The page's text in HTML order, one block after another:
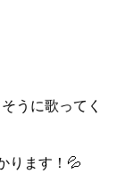
うに歌ってく
ります！💦